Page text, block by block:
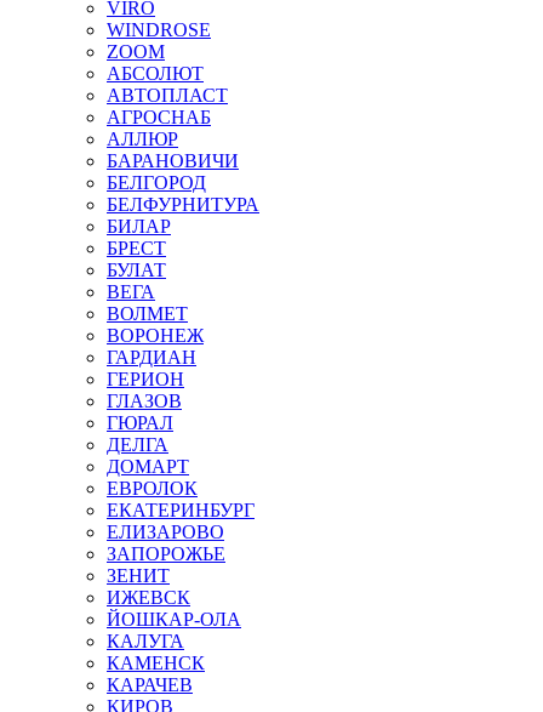
VIRO
WINDROSE
ZOOM
АБСОЛЮТ
АВТОПЛАСТ
АГРОСНАБ
АЛЛЮР
БАРАНОВИЧИ
БЕЛГОРОД
БЕЛФУРНИТУРА
БИЛАР
БРЕСТ
БУЛАТ
ВЕГА
ВОЛМЕТ
ВОРОНЕЖ
ГАРДИАН
ГЕРИОН
ГЛАЗОВ
ГЮРАЛ
ДЕЛГА
ДОМАРТ
ЕВРОЛОК
ЕКАТЕРИНБУРГ
ЕЛИЗАРОВО
ЗАПОРОЖЬЕ
ЗЕНИТ
ИЖЕВСК
ЙОШКАР-ОЛА
КАЛУГА
КАМЕНСК
КАРАЧЕВ
КИРОВ